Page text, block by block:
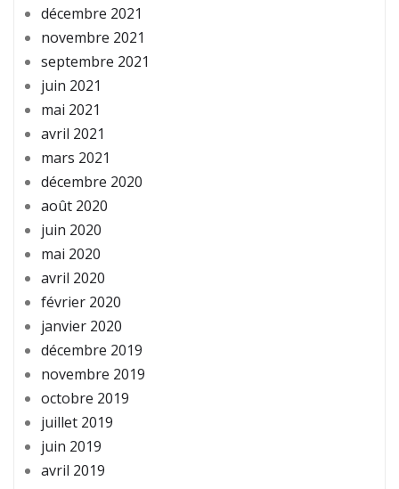
décembre 2021
novembre 2021
septembre 2021
juin 2021
mai 2021
avril 2021
mars 2021
décembre 2020
août 2020
juin 2020
mai 2020
avril 2020
février 2020
janvier 2020
décembre 2019
novembre 2019
octobre 2019
juillet 2019
juin 2019
avril 2019